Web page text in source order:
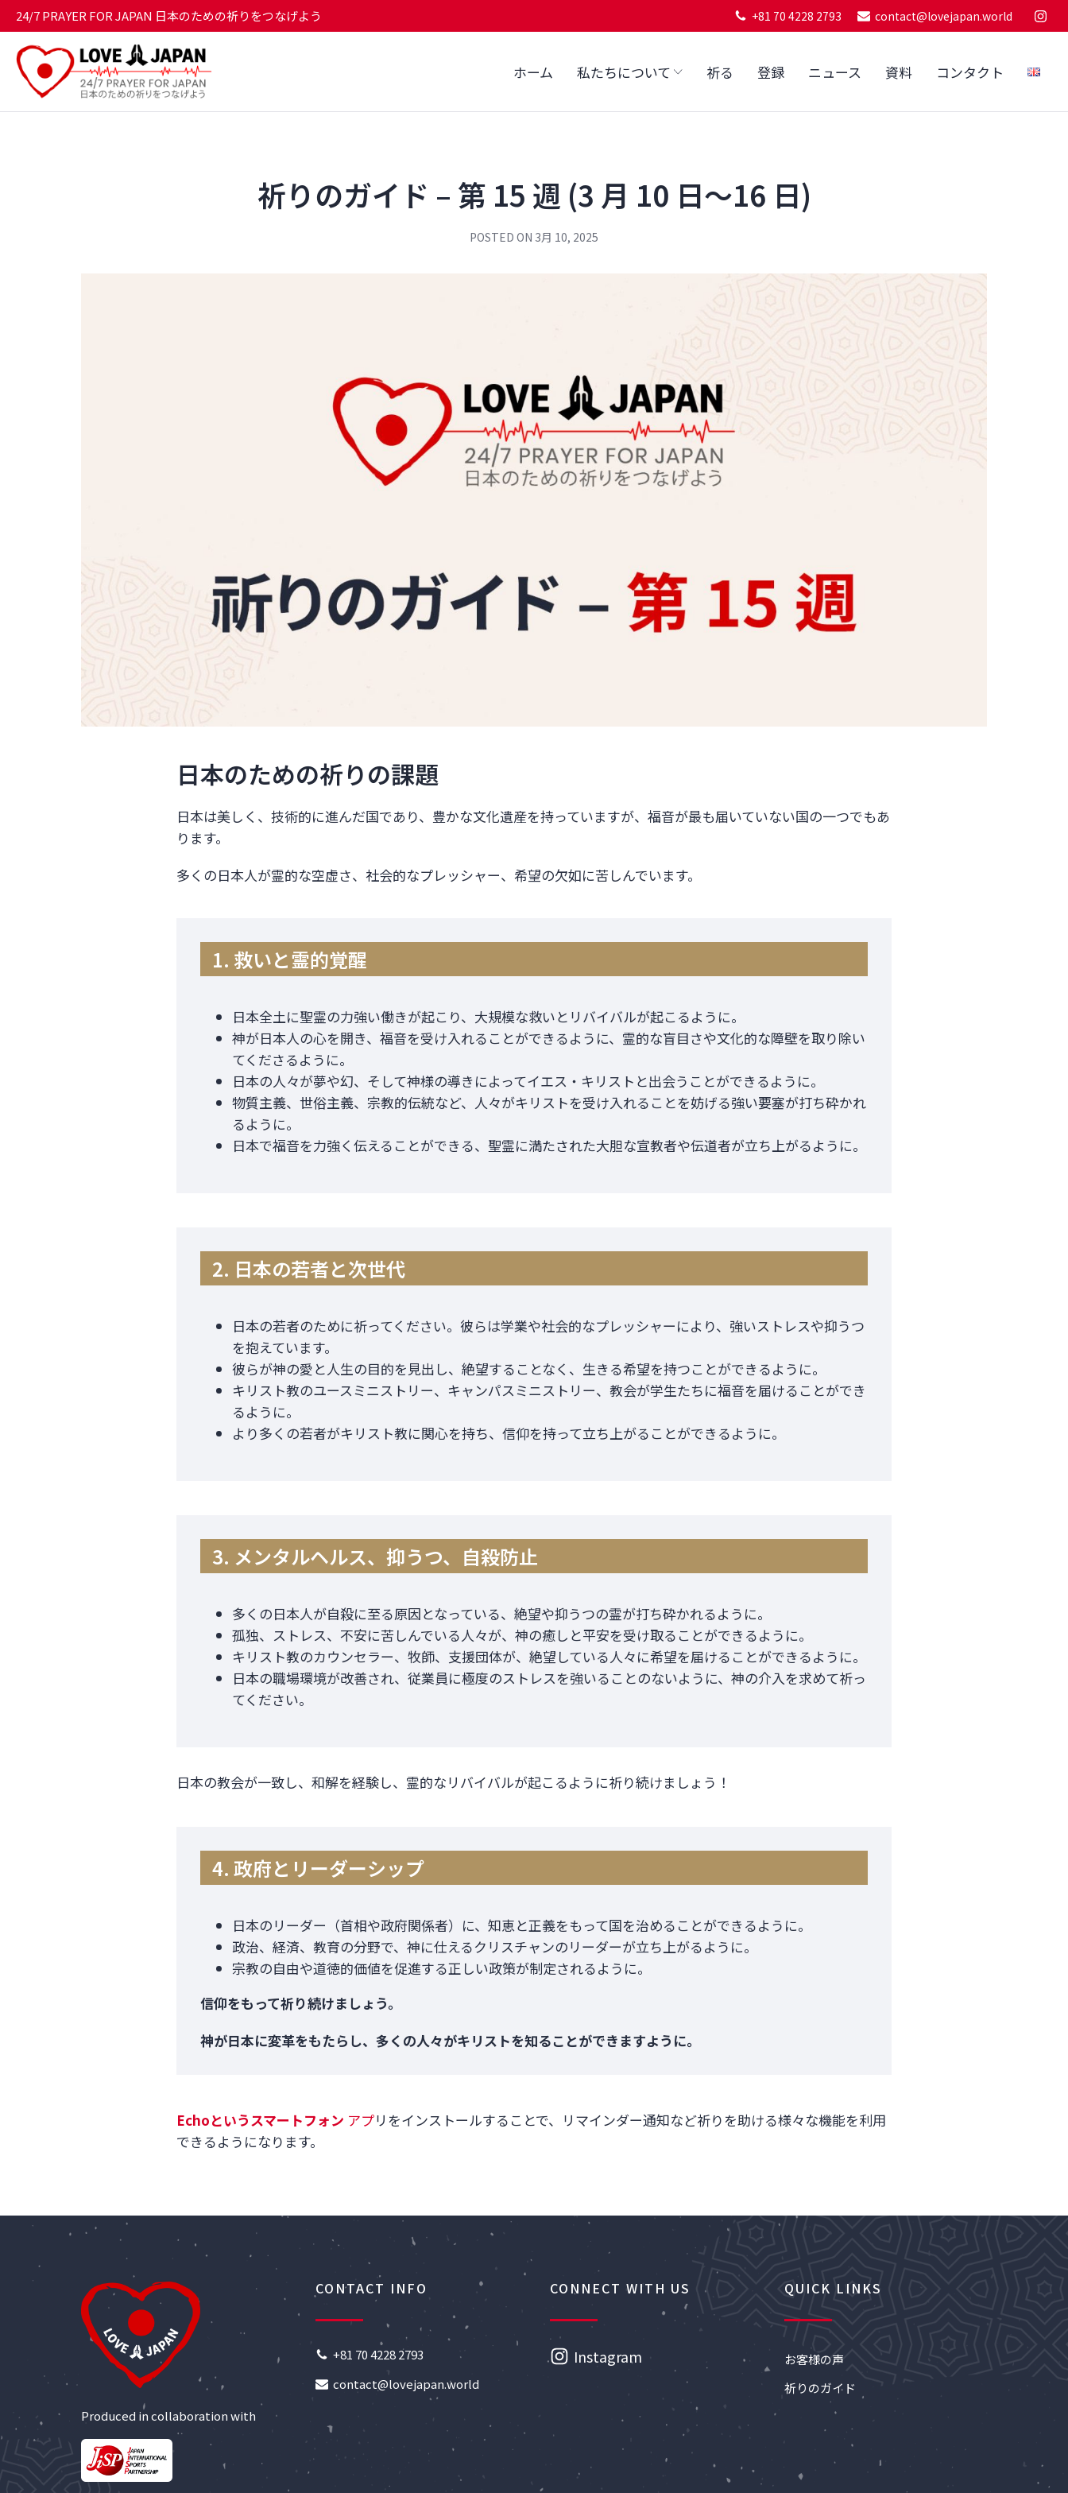
24/7 PRAYER FOR JAPAN 日本のための祈りをつなげよう +81 70 4228 2793 contact@lovejapan.world
ホーム 私たちについて 祈る 登録 ニュース 資料 コンタクト
祈りのガイド – 第 15 週 (3 月 10 日～16 日)
POSTED ON 3月 10, 2025
日本のための祈りの課題
日本は美しく、技術的に進んだ国であり、豊かな文化遺産を持っていますが、福音が最も届いていない国の一つでもあ
ります。
多くの日本人が霊的な空虚さ、社会的なプレッシャー、希望の欠如に苦しんでいます。
1. 救いと霊的覚醒
日本全土に聖霊の力強い働きが起こり、大規模な救いとリバイバルが起こるように。
神が日本人の心を開き、福音を受け入れることができるように、霊的な盲目さや文化的な障壁を取り除い
てくださるように。
日本の人々が夢や幻、そして神様の導きによってイエス・キリストと出会うことができるように。
物質主義、世俗主義、宗教的伝統など、人々がキリストを受け入れることを妨げる強い要塞が打ち砕かれ
るように。
日本で福音を力強く伝えることができる、聖霊に満たされた大胆な宣教者や伝道者が立ち上がるように。
2. 日本の若者と次世代
日本の若者のために祈ってください。彼らは学業や社会的なプレッシャーにより、強いストレスや抑うつ
を抱えています。
彼らが神の愛と人生の目的を見出し、絶望することなく、生きる希望を持つことができるように。
キリスト教のユースミニストリー、キャンパスミニストリー、教会が学生たちに福音を届けることができ
るように。
より多くの若者がキリスト教に関心を持ち、信仰を持って立ち上がることができるように。
3. メンタルヘルス、抑うつ、自殺防止
多くの日本人が自殺に至る原因となっている、絶望や抑うつの霊が打ち砕かれるように。
孤独、ストレス、不安に苦しんでいる人々が、神の癒しと平安を受け取ることができるように。
キリスト教のカウンセラー、牧師、支援団体が、絶望している人々に希望を届けることができるように。
日本の職場環境が改善され、従業員に極度のストレスを強いることのないように、神の介入を求めて祈っ
てください。
日本の教会が一致し、和解を経験し、霊的なリバイバルが起こるように祈り続けましょう！
4. 政府とリーダーシップ
日本のリーダー（首相や政府関係者）に、知恵と正義をもって国を治めることができるように。
政治、経済、教育の分野で、神に仕えるクリスチャンのリーダーが立ち上がるように。
宗教の自由や道徳的価値を促進する正しい政策が制定されるように。
信仰をもって祈り続けましょう。
神が日本に変革をもたらし、多くの人々がキリストを知ることができますように。
Echoというスマートフォン アプリをインストールすることで、リマインダー通知など祈りを助ける様々な機能を利用
できるようになります。
Produced in collaboration with
CONTACT INFO
+81 70 4228 2793
contact@lovejapan.world
CONNECT WITH US
Instagram
QUICK LINKS
お客様の声
祈りのガイド